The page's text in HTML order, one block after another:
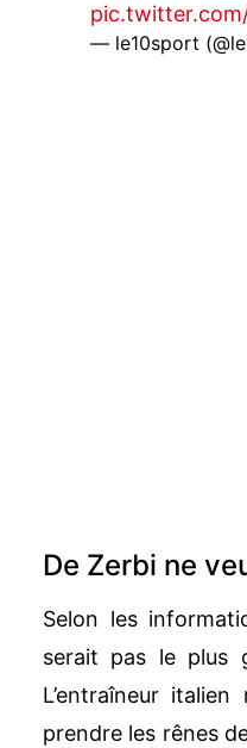
— le10sport
De Zerbi ne
Selon les
serait pas le plus
L’entraîneur
prendre les rênes